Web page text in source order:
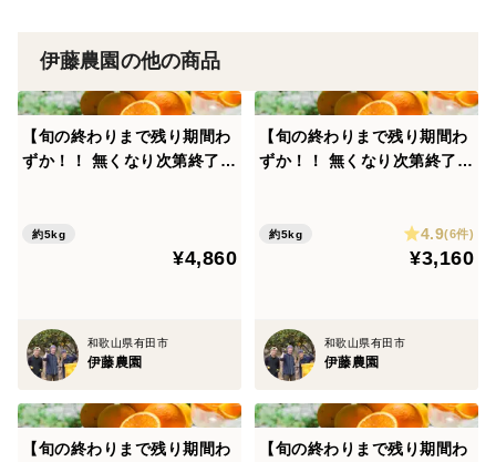
伊藤農園の他の商品
【旬の終わりまで残り期間わ
ずか！！ 無くなり次第終了】
[5kg] 320-1
約5kg
¥4,860
和歌山県有田市
伊藤農園
【旬の終わりまで残り期間わ
ずか！！ 無くなり次第終了】
ンジ【家庭用(訳あり)】[5kg]
約5kg 4.9(6件)
¥3,160
和歌山県有田市
伊藤農園
【旬の終わりまで残り期間わ
【旬の終わりまで残り期間わ